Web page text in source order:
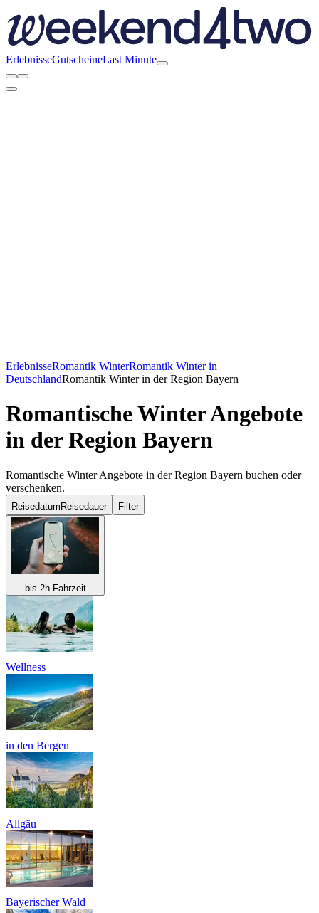
ErlebnisseGutscheineLast Minute
ErlebnisseRomantik WinterRomantik Winter in
DeutschlandRomantik Winter in der Region Bayern
Romantische Winter Angebote
in der Region Bayern
Romantische Winter Angebote in der Region Bayern buchen oder
verschenken.
Reisedatum Reisedauer Filter
bis 2h Fahrzeit
Wellness
in den Bergen
Allgäu
Bayerischer Wald